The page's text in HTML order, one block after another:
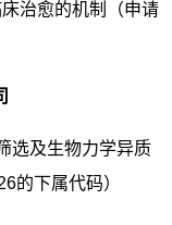
治愈的机制（申请
选及生物力学异质
的下属代码）